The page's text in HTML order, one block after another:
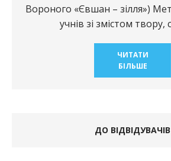
Вороного «Євшан – зілля»)
учнів зі змістом твору,
ЧИТАТИ
БІЛЬШЕ
ДО ВІДВІДУВАЧІВ